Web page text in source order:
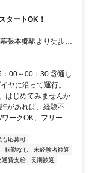
タートOK！
張本郷駅より徒歩9
00～00：30 ③通し
ヤに沿って運行。
はじめてみませんか
があれば、経験不
ークOK、フリー
応募可
転勤なし
未経験者歓迎
通費支給
長期歓迎